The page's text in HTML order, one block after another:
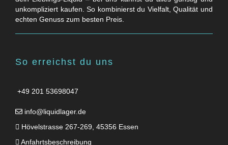
unkompliziert kaufen. So kombinierst du Vielfalt, Qualität und
echten Genuss zum besten Preis.
So erreichst du uns
+49 201 53698047
info@liquidlager.de
Hövelstrasse 267-269, 45356 Essen
Anfahrtsbeschreibung